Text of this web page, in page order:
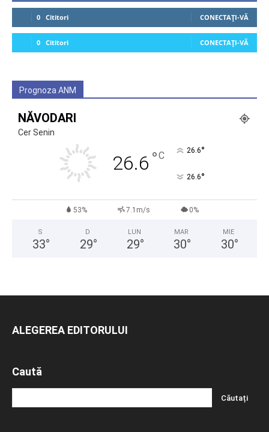
0 Cititori CONECTAȚI-VĂ
0 Cititori CONECTAȚI-VĂ
Prognoza ANM
NĂVODARI
Cer Senin
26.6 °C 26.6°
26.6°
53% 7.1m/s 0%
S
33°
D
29°
LUN
29°
MAR
30°
MIE
30°
ALEGEREA EDITORULUI
Caută